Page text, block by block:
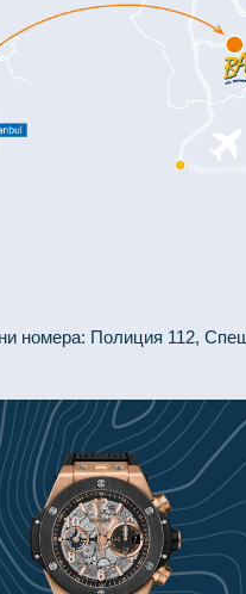
номера: Полиция 112,